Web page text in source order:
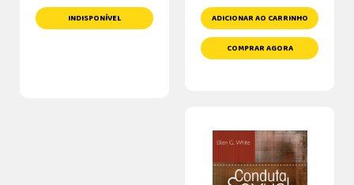
INDISPONÍVEL ADICIONAR AO CARRINHO
COMPRAR AGORA